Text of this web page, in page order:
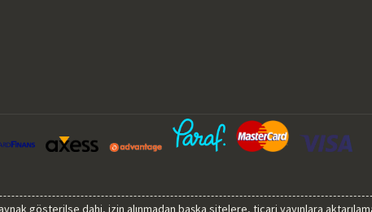
gösterilse dahi, izin alınmadan başka sitelere, ticari yayınlara